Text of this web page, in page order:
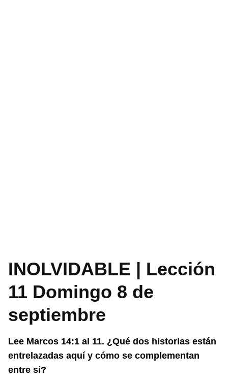
INOLVIDABLE | Lección
11 Domingo 8 de
septiembre
Lee Marcos 14:1 al 11. ¿Qué dos historias están
entrelazadas aquí y cómo se complementan
entre sí?